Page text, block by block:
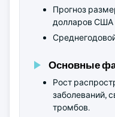
Прогноз
долларов США
Среднегодовой
Основные
Рост
заболеваний,
тромбов.